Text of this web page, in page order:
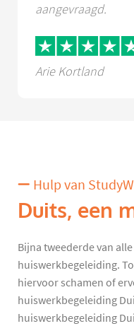
aangevraagd.
Arie Kortland
Hulp van
Duits, een
Bijna tweederde van
huiswerkbegeleiding.
hiervoor schamen of
huiswerkbegeleiding
huiswerkbegeleiding